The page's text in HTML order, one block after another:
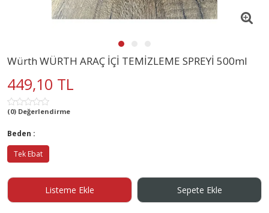
Würth WÜRTH ARAÇ İÇİ TEMİZLEME SPREYİ 500ml
449,10 TL
(0) Değerlendirme
Beden :
Tek Ebat
Listeme Ekle Sepete Ekle